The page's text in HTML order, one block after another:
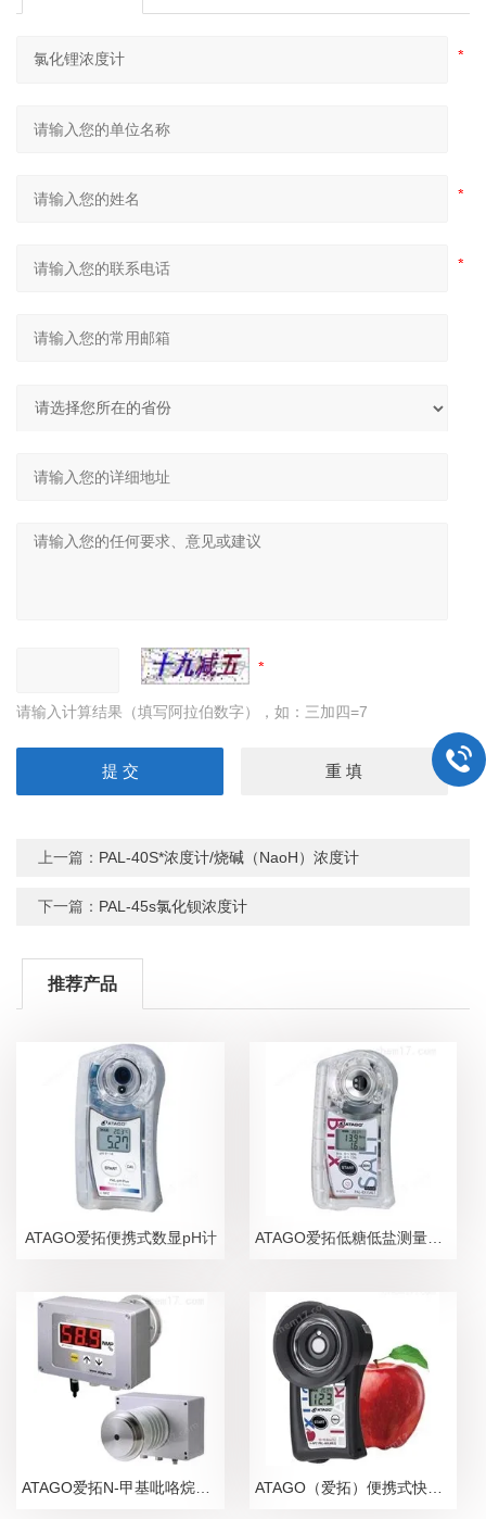
请输入计算结果（填写阿拉伯数字），如：三加四=7
上一篇： PAL-40S*浓度计/烧碱（NaoH）浓度计
下一篇： PAL-45s氯化钡浓度计
推荐产品
ATAGO爱拓便携式数显pH计 ATAGO爱拓低糖低盐测量糖盐度计
ATAGO（爱拓）便携式快速苹果无损糖度计